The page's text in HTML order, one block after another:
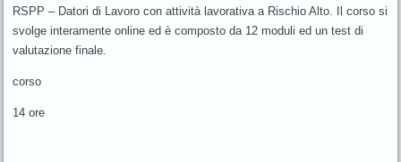
RSPP – Datori di Lavoro con attività lavorativa a Rischio Alto. Il corso si
svolge interamente online ed è composto da 12 moduli ed un test di
valutazione finale.
corso
14 ore